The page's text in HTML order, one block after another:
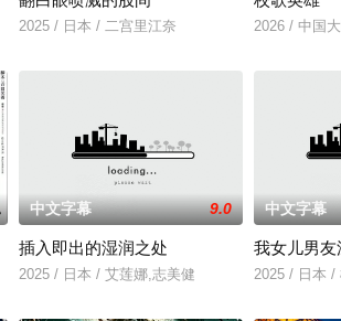
2025 / 日本 / 二宫里江奈 2026 / 中国
名利和行业压力的复杂压力，揭示了地下文化
废用身”——因瘫痪等原因已无恢复可能的四肢——的
中文字幕 9.0
插入即出的湿润之处
2025 / 日本 / 艾莲娜,志美健
中文字幕
我女儿男
2025 / 日本 /